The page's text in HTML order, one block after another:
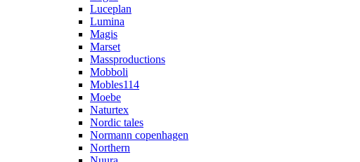
Luceplan
Lumina
Magis
Marset
Massproductions
Mobboli
Mobles114
Moebe
Naturtex
Nordic tales
Normann copenhagen
Northern